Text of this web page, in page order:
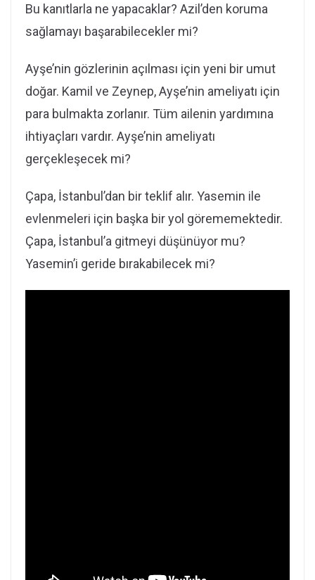
Bu kanıtlarla ne yapacaklar? Azil’den koruma
sağlamayı başarabilecekler mi?
Ayşe’nin gözlerinin açılması için yeni bir umut
doğar. Kamil ve Zeynep, Ayşe’nin ameliyatı için
para bulmakta zorlanır. Tüm ailenin yardımına
ihtiyaçları vardır. Ayşe’nin ameliyatı
gerçekleşecek mi?
Çapa, İstanbul’dan bir teklif alır. Yasemin ile
evlenmeleri için başka bir yol görememektedir.
Çapa, İstanbul’a gitmeyi düşünüyor mu?
Yasemin’i geride bırakabilecek mi?